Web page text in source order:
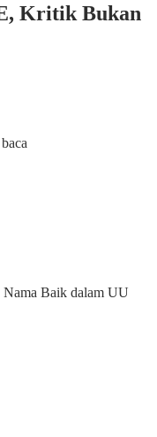
Kritik Bukan
Nama Baik dalam UU